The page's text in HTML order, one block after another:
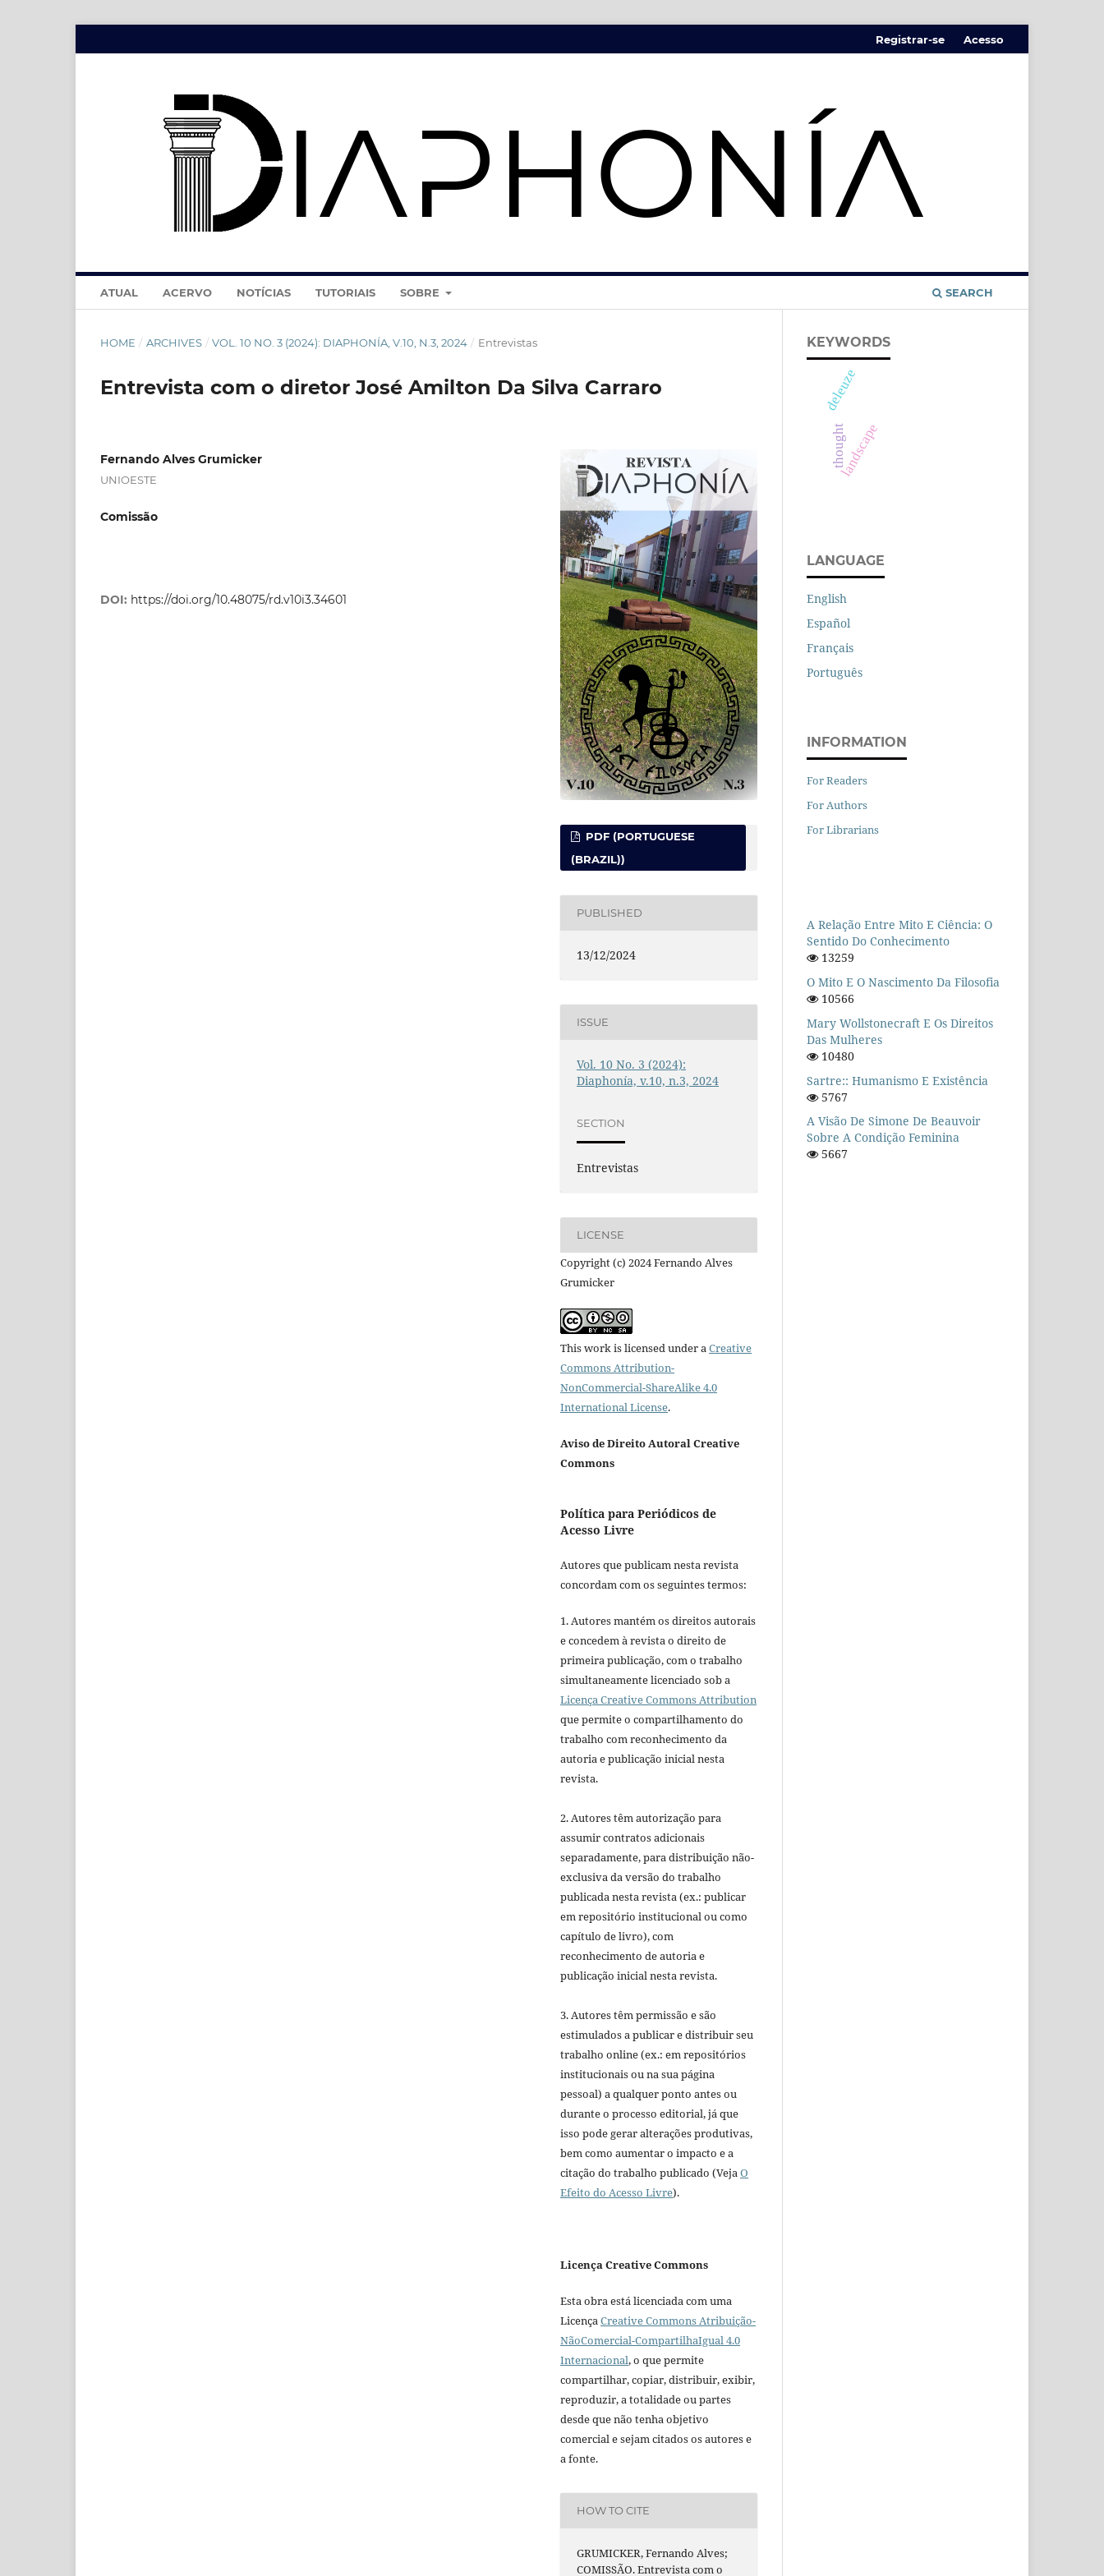
ATUAL ACERVO NOTÍCIAS TUTORIAIS SOBRE SEARCH
Registrar-se Acesso
HOME / ARCHIVES / VOL. 10 NO. 3 (2024): DIAPHONÍA, V.10, N.3, 2024 / Entrevistas
Entrevista com o diretor José Amilton Da Silva Carraro
Fernando Alves Grumicker
UNIOESTE
Comissão
DOI: https://doi.org/10.48075/rd.v10i3.34601
PDF (PORTUGUESE
(BRAZIL))
PUBLISHED
13/12/2024
ISSUE
Vol. 10 No. 3 (2024):
Diaphonía, v.10, n.3, 2024
SECTION
Entrevistas
LICENSE
Copyright (c) 2024 Fernando Alves
Grumicker
This work is licensed under aCreative
Commons Attribution-
NonCommercial-ShareAlike 4.0
International License.
Aviso de Direito Autoral Creative
Commons
Política para Periódicos de
Acesso Livre
Autores que publicam nesta revista
concordam com os seguintes termos:
1. Autores mantém os direitos autorais
e concedem à revista o direito de
primeira publicação, com o trabalho
simultaneamente licenciado sob a
Licença Creative Commons Attribution
que permite o compartilhamento do
trabalho com reconhecimento da
autoria e publicação inicial nesta
revista.
2. Autores têm autorização para
assumir contratos adicionais
separadamente, para distribuição não-
exclusiva da versão do trabalho
publicada nesta revista (ex.: publicar
em repositório institucional ou como
capítulo de livro), com
reconhecimento de autoria e
publicação inicial nesta revista.
3. Autores têm permissão e são
estimulados a publicar e distribuir seu
trabalho online (ex.: em repositórios
institucionais ou na sua página
pessoal) a qualquer ponto antes ou
durante o processo editorial, já que
isso pode gerar alterações produtivas,
bem como aumentar o impacto e a
citação do trabalho publicado (VejaO
Efeito do Acesso Livre).
Licença Creative Commons
Esta obra está licenciada com uma
LicençaCreative Commons Atribuição-
NãoComercial-CompartilhaIgual 4.0
Internacional, o que permite
compartilhar, copiar, distribuir, exibir,
reproduzir, a totalidade ou partes
desde que não tenha objetivo
comercial e sejam citados os autores e
a fonte.
HOW TO CITE
GRUMICKER, Fernando Alves;
COMISSÃO. Entrevista com o
KEYWORDS
deleuze
landscape
thought
LANGUAGE
English
Español
Français
Português
INFORMATION
For Readers
For Authors
For Librarians
A Relação Entre Mito E Ciência: O
Sentido Do Conhecimento
13259
O Mito E O Nascimento Da Filosofia
10566
Mary Wollstonecraft E Os Direitos
Das Mulheres
10480
Sartre:: Humanismo E Existência
5767
A Visão De Simone De Beauvoir
Sobre A Condição Feminina
5667